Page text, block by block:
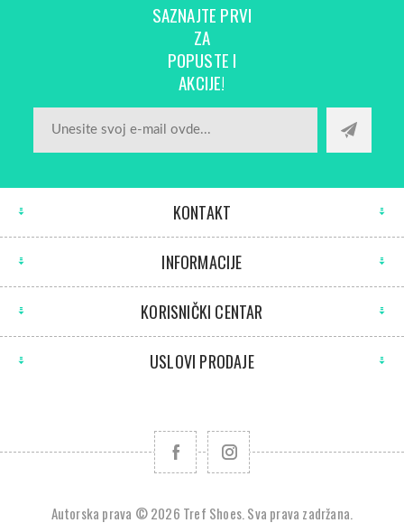
SAZNAJTE PRVI
ZA
POPUSTE I
AKCIJE!
KONTAKT
INFORMACIJE
KORISNIČKI CENTAR
USLOVI PRODAJE
Autorska prava © 2026 Tref Shoes. Sva prava zadržana.